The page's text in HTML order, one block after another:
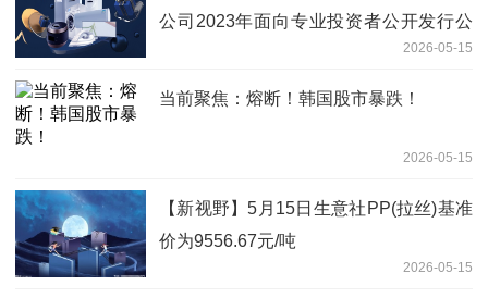
公司2023年面向专业投资者公开发行公
司债券（第三期）（品种一）付息兑付暨
摘牌公告
2026-05-15
当前聚焦：熔断！韩国股市暴跌！
2026-05-15
【新视野】5月15日生意社PP(拉丝)基准
价为9556.67元/吨
2026-05-15